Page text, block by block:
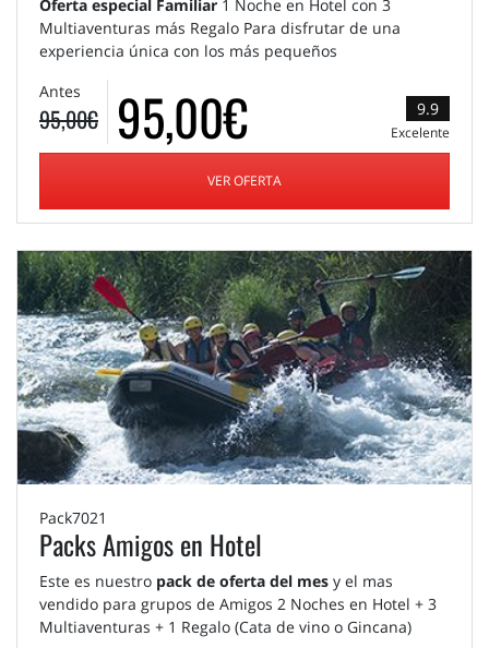
Oferta especial Familiar 1 Noche en Hotel con 3
Multiaventuras más Regalo Para disfrutar de una
experiencia única con los más pequeños
Antes
95,00€ 95,00€ 9.9
Excelente
VER OFERTA
Pack7021
Packs Amigos en Hotel
Este es nuestro pack de oferta del mes y el mas
vendido para grupos de Amigos 2 Noches en Hotel + 3
Multiaventuras + 1 Regalo (Cata de vino o Gincana)